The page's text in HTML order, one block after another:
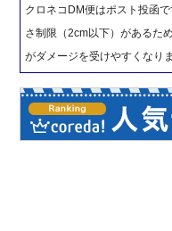
クロネコDM便はポスト投函
さ制限（2cm以下）があるた
がダメージを受けやすくなり